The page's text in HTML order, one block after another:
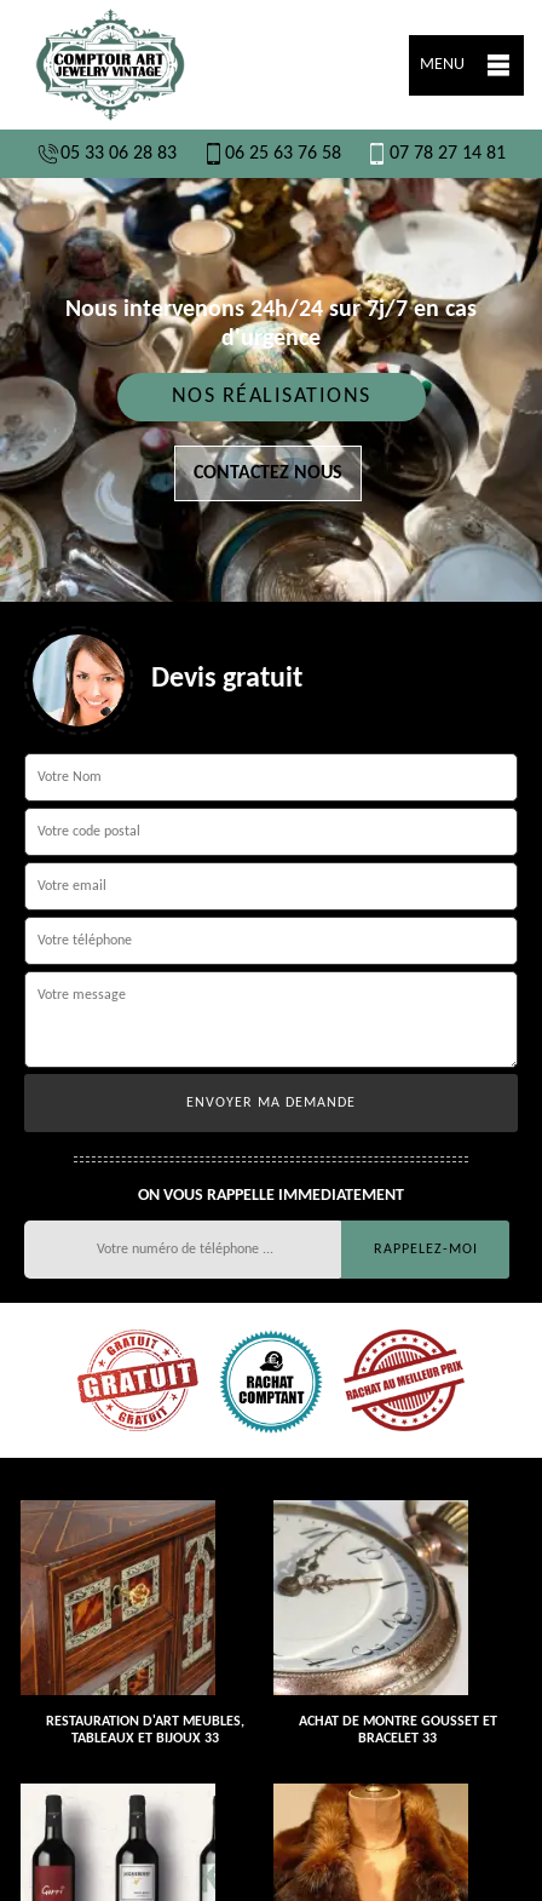
MENU
05 33 06 28 83 06 25 63 76 58 07 78 27 14 81
Nous intervenons 24h/24 sur 7j/7 en cas
d'urgence
NOS RÉALISATIONS
CONTACTEZ NOUS
Devis gratuit
ON VOUS RAPPELLE IMMEDIATEMENT
RESTAURATION D'ART MEUBLES,
TABLEAUX ET BIJOUX 33
ACHAT DE MONTRE GOUSSET ET
BRACELET 33